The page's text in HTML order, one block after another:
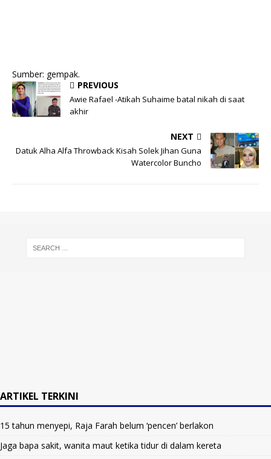
Sumber: gempak.
PREVIOUS
Awie Rafael -Atikah Suhaime batal nikah di saat
akhir
NEXT
Datuk Alha Alfa Throwback Kisah Solek Jihan Guna
Watercolor Buncho
ARTIKEL TERKINI
15 tahun menyepi, Raja Farah belum ‘pencen’ berlakon
Jaga bapa sakit, wanita maut ketika tidur di dalam kereta